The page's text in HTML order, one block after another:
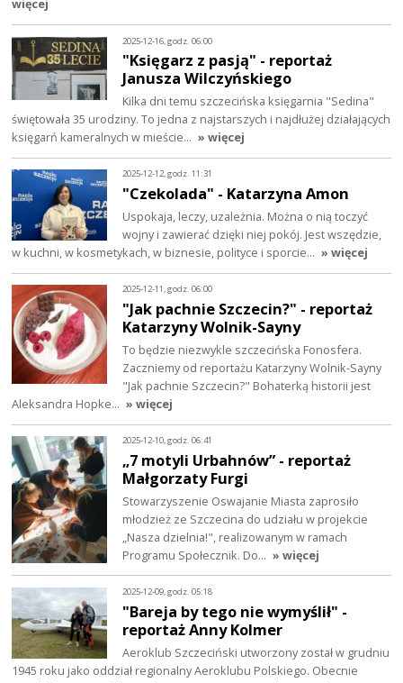
więcej
2025-12-16, godz. 06:00
"Księgarz z pasją" - reportaż
Janusza Wilczyńskiego
Kilka dni temu szczecińska księgarnia "Sedina"
świętowała 35 urodziny. To jedna z najstarszych i najdłużej działających
księgarń kameralnych w mieście… » więcej
2025-12-12, godz. 11:31
"Czekolada" - Katarzyna Amon
Uspokaja, leczy, uzależnia. Można o nią toczyć
wojny i zawierać dzięki niej pokój. Jest wszędzie,
w kuchni, w kosmetykach, w biznesie, polityce i sporcie… » więcej
2025-12-11, godz. 06:00
"Jak pachnie Szczecin?" - reportaż
Katarzyny Wolnik-Sayny
To będzie niezwykle szczecińska Fonosfera.
Zaczniemy od reportażu Katarzyny Wolnik-Sayny
"Jak pachnie Szczecin?" Bohaterką historii jest
Aleksandra Hopke… » więcej
2025-12-10, godz. 06:41
„7 motyli Urbahnów” - reportaż
Małgorzaty Furgi
Stowarzyszenie Oswajanie Miasta zaprosiło
młodzież ze Szczecina do udziału w projekcie
„Nasza dzielnia!", realizowanym w ramach
Programu Społecznik. Do… » więcej
2025-12-09, godz. 05:18
"Bareja by tego nie wymyślił" -
reportaż Anny Kolmer
Aeroklub Szczeciński utworzony został w grudniu
1945 roku jako oddział regionalny Aeroklubu Polskiego. Obecnie